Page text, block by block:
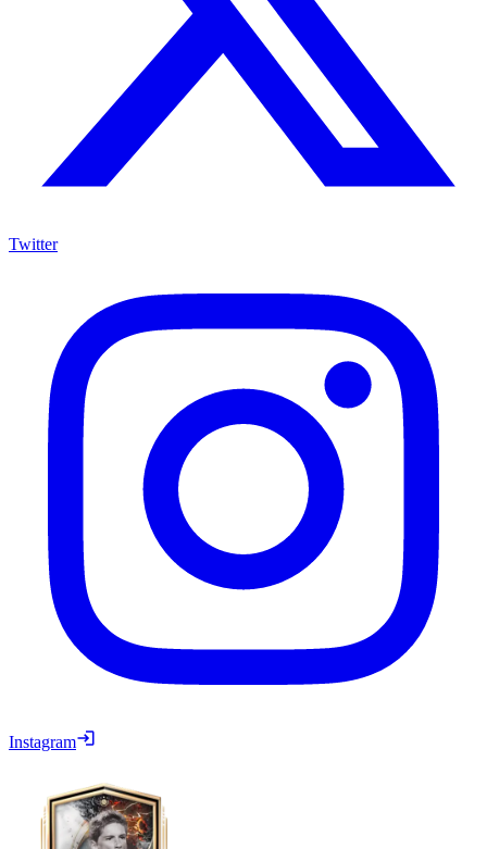
Twitter
Instagram